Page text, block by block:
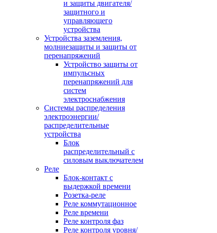
и защиты двигателя/
защитного и
управляющего
устройства
Устройства заземления,
молниезащиты и защиты от
перенапряжений
Устройство защиты от
импульсных
перенапряжений для
систем
электроснабжения
Системы распределения
электроэнергии/
распределительные
устройства
Блок
распределительный с
силовым выключателем
Реле
Блок-контакт с
выдержкой времени
Розетка-реле
Реле коммутационное
Реле времени
Реле контроля фаз
Реле контроля уровня/